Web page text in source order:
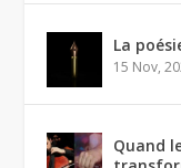
La
15 Nov,
Quand